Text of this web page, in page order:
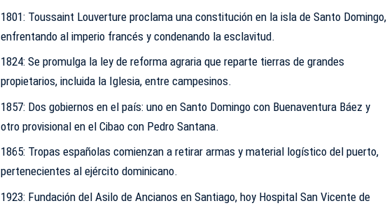
1801: Toussaint Louverture proclama una constitución en la isla de Santo Domingo,
enfrentando al imperio francés y condenando la esclavitud.
1824: Se promulga la ley de reforma agraria que reparte tierras de grandes
propietarios, incluida la Iglesia, entre campesinos.
1857: Dos gobiernos en el país: uno en Santo Domingo con Buenaventura Báez y
otro provisional en el Cibao con Pedro Santana.
1865: Tropas españolas comienzan a retirar armas y material logístico del puerto,
pertenecientes al ejército dominicano.
1923: Fundación del Asilo de Ancianos en Santiago, hoy Hospital San Vicente de